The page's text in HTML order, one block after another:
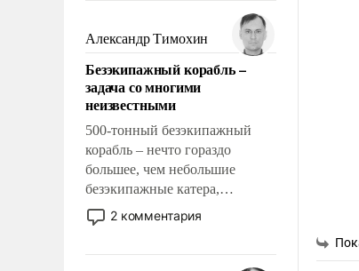
чем она отличается от просто
образованных людей. Иногда
казалось, что эти вопросы
решены раз и навсегда, но –
нет, не решены.
Александр Тимохин
Безэкипажный корабль –
задача со многими
неизвестными
500-тонный безэкипажный
корабль – нечто гораздо
большее, чем небольшие
безэкипажные катера,
применение которых уже
стало обыденностью. Задача по
сложна и амбициозна. Однако
2 комментария